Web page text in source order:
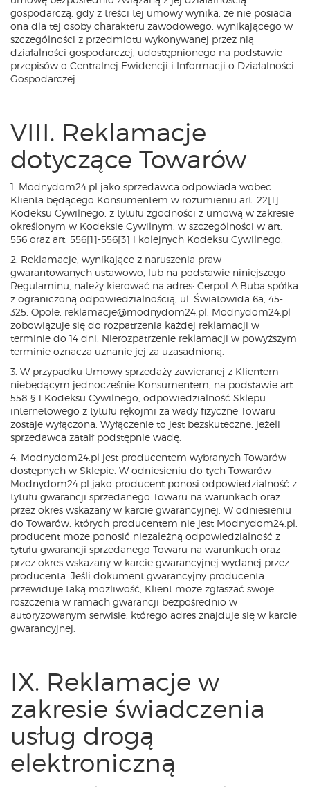
gospodarczą, gdy z treści tej umowy wynika, że nie posiada
ona dla tej osoby charakteru zawodowego, wynikającego w
szczególności z przedmiotu wykonywanej przez nią
działalności gospodarczej, udostępnionego na podstawie
przepisów o Centralnej Ewidencji i Informacji o Działalności
Gospodarczej
VIII. Reklamacje
dotyczące Towarów
1. Modnydom24.pl jako sprzedawca odpowiada wobec
Klienta będącego Konsumentem w rozumieniu art. 22[1]
Kodeksu Cywilnego, z tytułu zgodności z umową w zakresie
określonym w Kodeksie Cywilnym, w szczególności w art.
556 oraz art. 556[1]-556[3] i kolejnych Kodeksu Cywilnego.
2. Reklamacje, wynikające z naruszenia praw
gwarantowanych ustawowo, lub na podstawie niniejszego
Regulaminu, należy kierować na adres: Cerpol A.Buba spółka
z ograniczoną odpowiedzialnością, ul. Światowida 6a, 45-
325, Opole, reklamacje@modnydom24.pl. Modnydom24.pl
zobowiązuje się do rozpatrzenia każdej reklamacji w
terminie do 14 dni. Nierozpatrzenie reklamacji w powyższym
terminie oznacza uznanie jej za uzasadnioną.
3. W przypadku Umowy sprzedaży zawieranej z Klientem
niebędącym jednocześnie Konsumentem, na podstawie art.
558 § 1 Kodeksu Cywilnego, odpowiedzialność Sklepu
internetowego z tytułu rękojmi za wady fizyczne Towaru
zostaje wyłączona. Wyłączenie to jest bezskuteczne, jeżeli
sprzedawca zataił podstępnie wadę.
4. Modnydom24.pl jest producentem wybranych Towarów
dostępnych w Sklepie. W odniesieniu do tych Towarów
Modnydom24.pl jako producent ponosi odpowiedzialność z
tytułu gwarancji sprzedanego Towaru na warunkach oraz
przez okres wskazany w karcie gwarancyjnej. W odniesieniu
do Towarów, których producentem nie jest Modnydom24.pl,
producent może ponosić niezależną odpowiedzialność z
tytułu gwarancji sprzedanego Towaru na warunkach oraz
przez okres wskazany w karcie gwarancyjnej wydanej przez
producenta. Jeśli dokument gwarancyjny producenta
przewiduje taką możliwość, Klient może zgłaszać swoje
roszczenia w ramach gwarancji bezpośrednio w
autoryzowanym serwisie, którego adres znajduje się w karcie
gwarancyjnej.
IX. Reklamacje w
zakresie świadczenia
usług drogą
elektroniczną